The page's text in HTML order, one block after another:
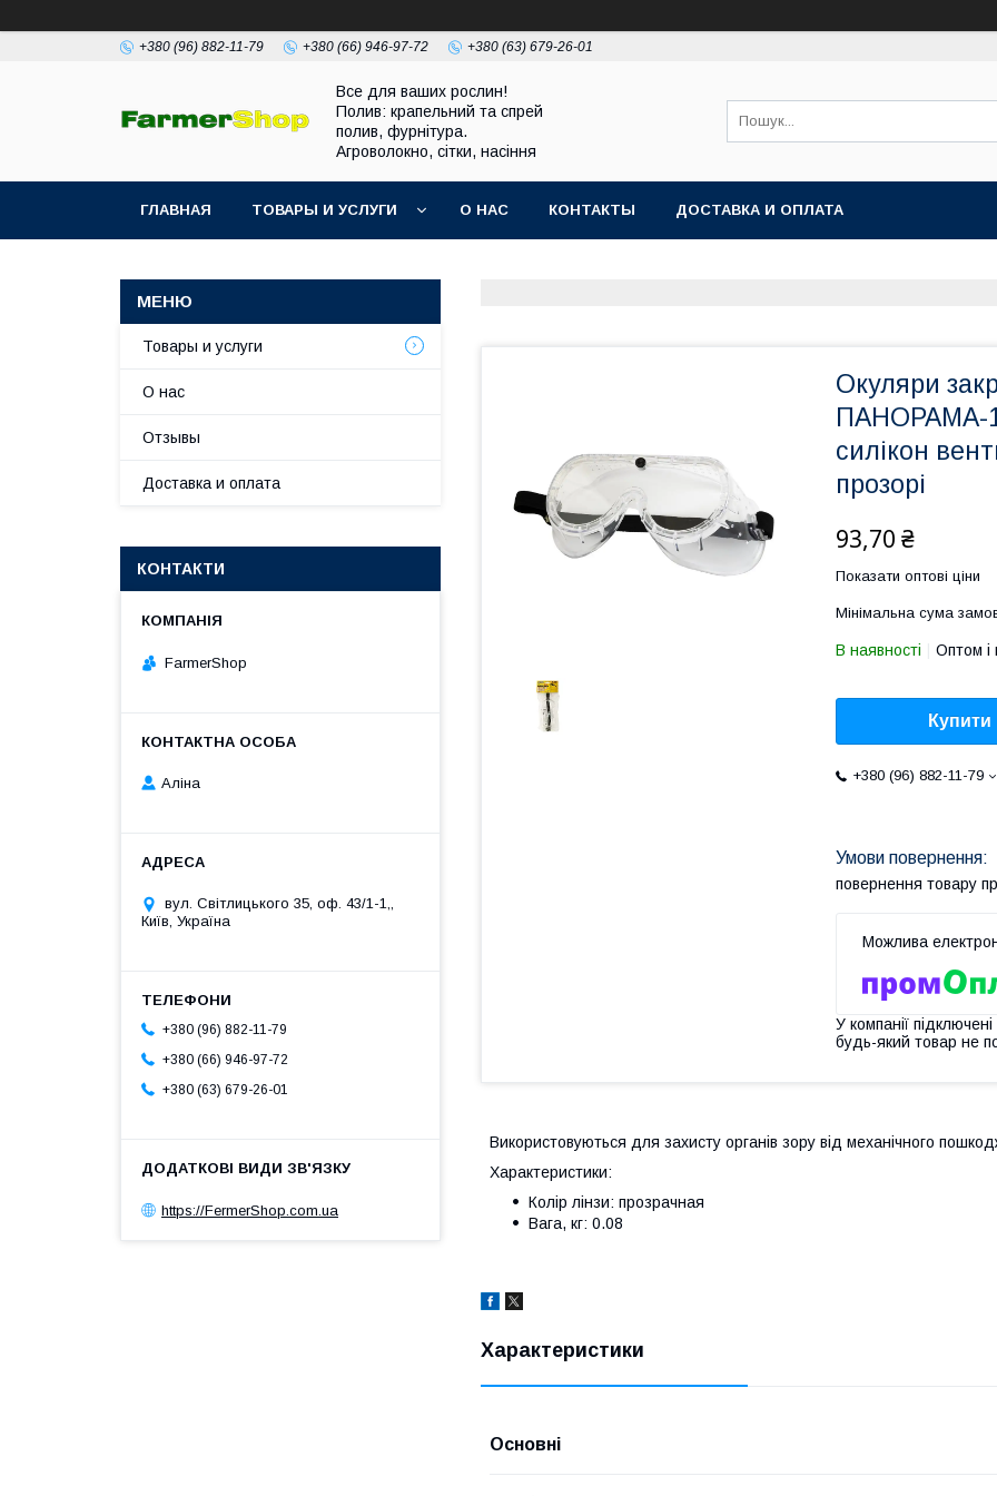
+380 (96) 882-11-79 +380 (66) 946-97-72 +380 (63) 679-26-01
Все для ваших рослин!
Полив: крапельний та спрей
полив, фурнітура.
Агроволокно, сітки, насіння
ГЛАВНАЯ ТОВАРЫ И УСЛУГИ О НАС КОНТАКТЫ ДОСТАВКА И ОПЛАТА
Окуляри
ПАНОРАМА-
силікон
прозорі
93,70 ₴
Показати оптові ціни
Мінімальна сума
В наявності Оптом і
Купити
+380 (96) 882-11-79
повернення товару
У компанії
будь-який товар не
Використовуються для захисту органів зору від механічного
Характеристики:
Колір лінзи: прозрачная
Вага, кг: 0.08
Характеристики
Основні
Товары и услуги
О нас
Отзывы
Доставка и оплата
КОНТАКТИ
FarmerShop
Аліна
вул. Світлицького 35, оф. 43/1-1,,
Київ, Україна
+380 (96) 882-11-79
+380 (66) 946-97-72
+380 (63) 679-26-01
https://FermerShop.com.ua